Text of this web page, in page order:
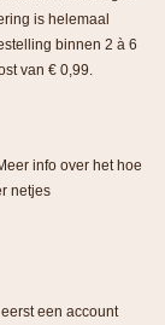
is helemaal
binnen 2 à 6
van € 0,99.
info over het hoe
netjes
een account